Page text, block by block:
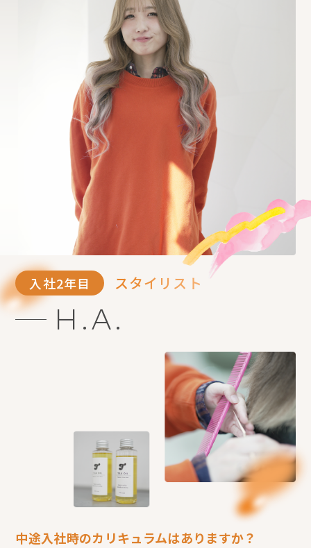
入社2年目 スタイリスト
H.A.
中途入社時のカリキュラムはありますか？